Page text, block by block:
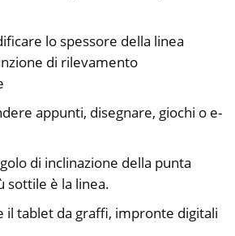
lo spessore della linea
di rilevamento
appunti, disegnare, giochi o e-
di inclinazione della punta
sottile è la linea.
il tablet da graffi, impronte digitali